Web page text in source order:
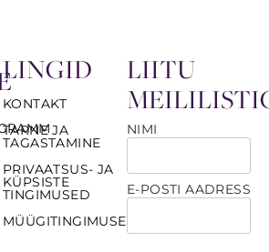
LINGID
KONTAKT
TARNE JA
TAGASTAMINE
PRIVAATSUS- JA
KÜPSISTE
TINGIMUSED
MÜÜGITINGIMUSED
LIITU
NIMI
E-POSTI AADRESS